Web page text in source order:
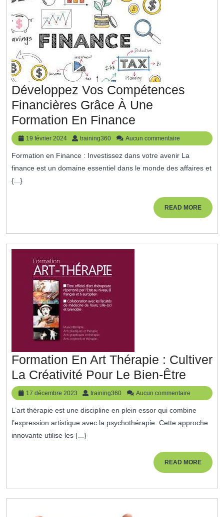
Développez Vos Compétences
Financières Grâce À Une
Formation En Finance
Vos
Compétences
Financières
Une
19 février 2024
19
février
2024
training360 training360
Aucun commentaire
Formation en Finance : Investissez dans votre avenir La
finance est un domaine essentiel dans le monde des affaires et
{...}
READ MOREREAD
MORE
Formation En Art Thérapie : Cultiver
La Créativité Pour Le Bien-Être
En
Art
La
17 décembre 2023
17
décembre
2023
training360 training360
Aucun commentaire
L’art thérapie est une discipline en plein essor qui combine
l’expression artistique avec la psychothérapie. Cette approche
innovante utilise les {...}
READ MOREREAD
MORE